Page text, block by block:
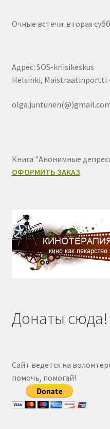
Очные встечи: вторая
Адрес: SOS-kriisikeskus
Helsinki, Maistraatinportti
Книга "Анонимные
ОФОРМИТЬ ЗАКАЗ
Донаты сюда!
Сайт ведется на
помочь, помогай!